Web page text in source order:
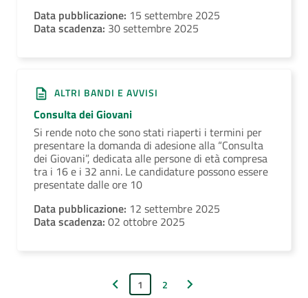
Data pubblicazione: 15 settembre 2025
Data scadenza: 30 settembre 2025
ALTRI BANDI E AVVISI
Consulta dei Giovani
Si rende noto che sono stati riaperti i termini per
presentare la domanda di adesione alla “Consulta
dei Giovani”, dedicata alle persone di età compresa
tra i 16 e i 32 anni. Le candidature possono essere
presentate dalle ore 10
Data pubblicazione: 12 settembre 2025
Data scadenza: 02 ottobre 2025
Pagina precedente
1 2 Pagina successiva